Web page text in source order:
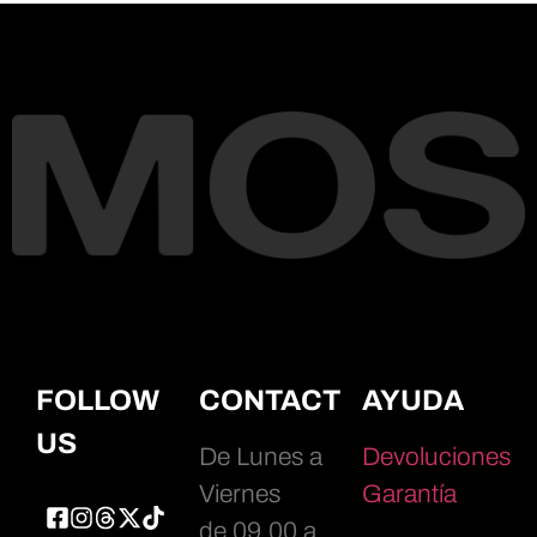
FOLLOW
US
CONTACT
De Lunes a
Viernes
de 09.00 a
AYUDA
Devoluciones
Garantía